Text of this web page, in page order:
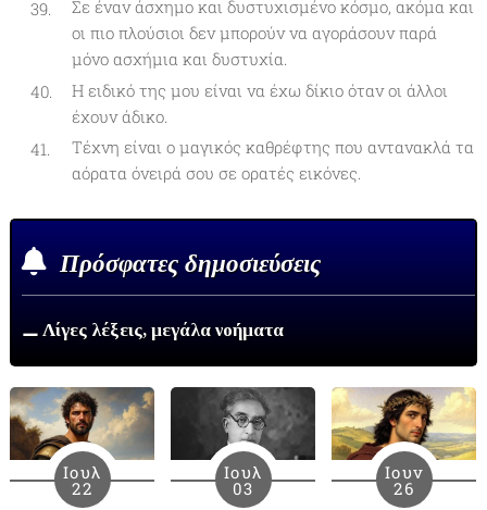
Σε έναν άσχημο και δυστυχισμένο κόσμο, ακόμα και
οι πιο πλούσιοι δεν μπορούν να αγοράσουν παρά
μόνο ασχήμια και δυστυχία.
Η ειδικό της μου είναι να έχω δίκιο όταν οι άλλοι
έχουν άδικο.
Τέχνη είναι ο μαγικός καθρέφτης που αντανακλά τα
αόρατα όνειρά σου σε ορατές εικόνες.
Πρόσφατες δημοσιεύσεις
⚊ Λίγες λέξεις, μεγάλα νοήματα
Ιουλ
22
Ιουλ
03
Ιουν
26